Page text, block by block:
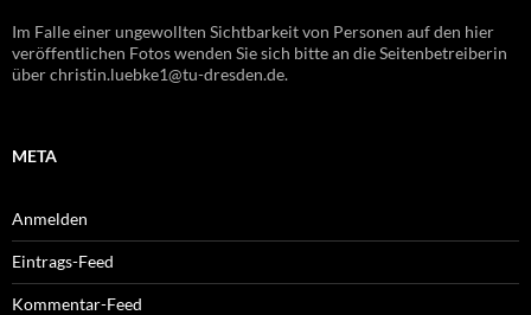
Im Falle einer ungewollten Sichtbarkeit von Personen auf den hier
veröffentlichen Fotos wenden Sie sich bitte an die Seitenbetreiberin
über christin.luebke1@tu-dresden.de.
META
Anmelden
Eintrags-Feed
Kommentar-Feed